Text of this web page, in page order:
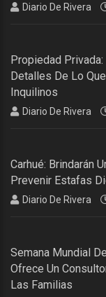
Diario De Rivera
Propiedad
Detalles De Lo
Inquilinos
Diario De Rivera
Carhué: Brindarán
Prevenir Estafas
Diario De Rivera
Semana Mundial
Ofrece Un
Las Familias